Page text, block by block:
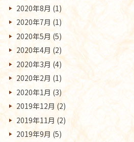
2020年8月 (1)
2020年7月 (1)
2020年5月 (5)
2020年4月 (2)
2020年3月 (4)
2020年2月 (1)
2020年1月 (3)
2019年12月 (2)
2019年11月 (2)
2019年9月 (5)